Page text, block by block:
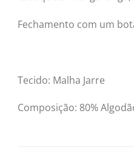
Fechamento com um
Tecido: Malha Jarre
Composição: 80%